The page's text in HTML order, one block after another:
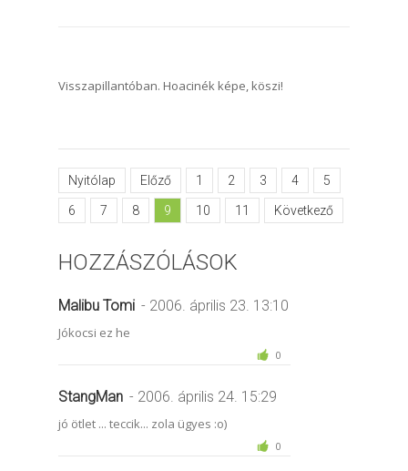
Visszapillantóban. Hoacinék képe, köszi!
Nyitólap Előző 1 2 3 4 5
6 7 8 9 10 11 Következő
HOZZÁSZÓLÁSOK
Malibu Tomi - 2006. április 23. 13:10
Jókocsi ez he
0
StangMan - 2006. április 24. 15:29
jó ötlet ... teccik... zola ügyes :o)
0